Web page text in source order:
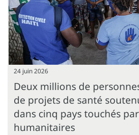
24 juin 2026
Deux millions de
de projets de santé
dans cinq pays touchés
humanitaires